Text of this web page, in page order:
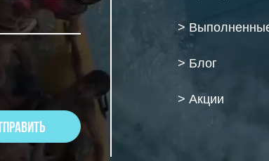
>
> Блог
> Акции